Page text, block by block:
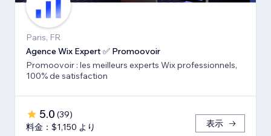
Paris, FR
Agence Wix Expert ✅ Promoovoir
Promoovoir : les meilleurs experts Wix professionnels,
100% de satisfaction
5.0 (39)
料金：$1,150 より
表示